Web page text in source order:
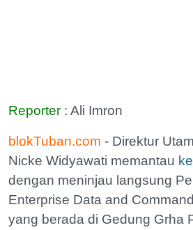
Reporter : Ali Imron
blokTuban.com - Direktur
Nicke Widyawati memantau
dengan meninjau langsung
Enterprise Data and
yang berada di Gedung Grha